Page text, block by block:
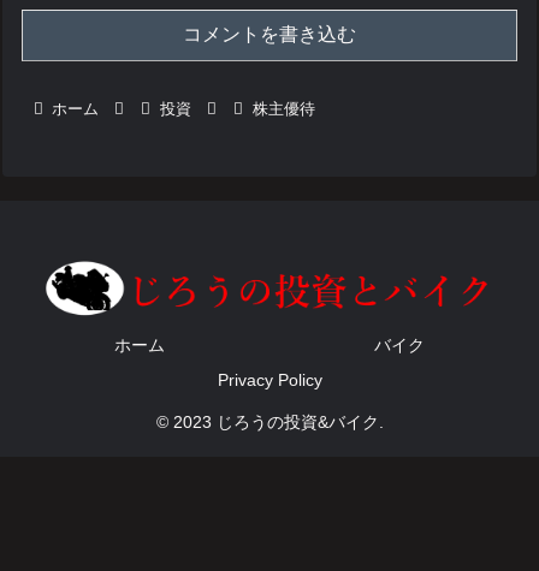
コメントを書き込む
ホーム 投資 株主優待
ホーム
バイク
Privacy Policy
© 2023 じろうの投資&バイク.